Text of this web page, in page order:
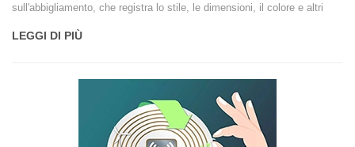
sull'abbigliamento, che registra lo stile, le dimensioni, il colore e altri
cliente indossa abiti Prada passando attraverso il proprio negozio, il
modello che mostra gli stessi abiti sul palco T di Milano.
LEGGI DI PIÙ